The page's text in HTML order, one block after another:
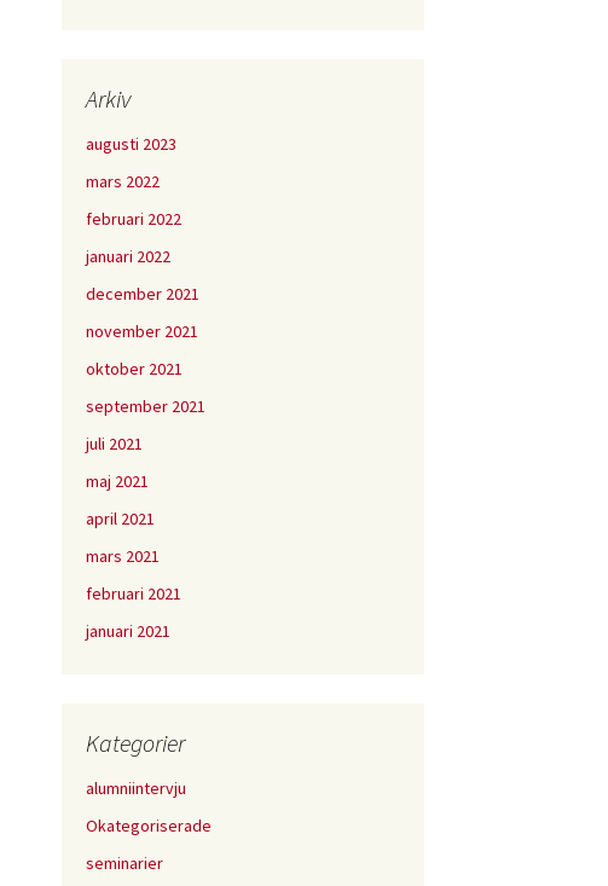
Arkiv
augusti 2023
mars 2022
februari 2022
januari 2022
december 2021
november 2021
oktober 2021
september 2021
juli 2021
maj 2021
april 2021
mars 2021
februari 2021
januari 2021
Kategorier
alumniintervju
Okategoriserade
seminarier